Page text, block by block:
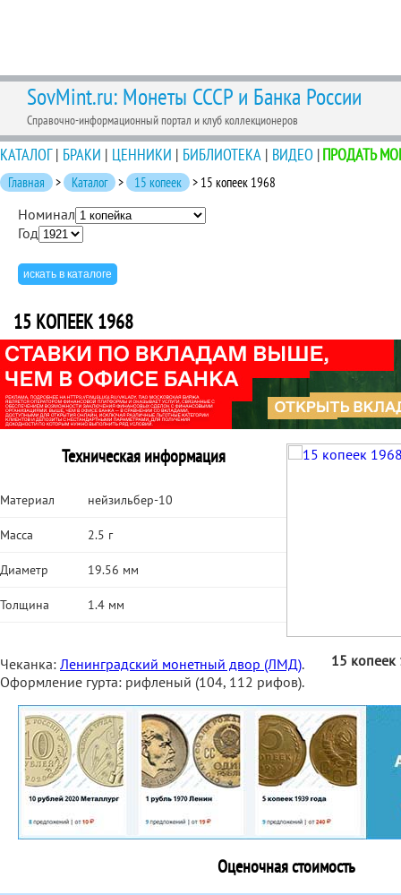
SovMint.ru: Монеты СССР и Банка России
Справочно-информационный портал и клуб коллекционеров
КАТАЛОГ| БРАКИ | ЦЕННИКИ | БИБЛИОТЕКА | ВИДЕО |ПРОДАТЬ
Главная > Каталог > 15 копеек > 15 копеек 1968
Номинал
Год
15 КОПЕЕК 1968
Техническая информация
Материал нейзильбер-10
Масса 2.5 г
Диаметр 19.56 мм
Толщина 1.4 мм
15 копеек
Чеканка: Ленинградский монетный двор (ЛМД).
Оформление гурта: рифленый (104, 112 рифов).
Оценочная стоимость